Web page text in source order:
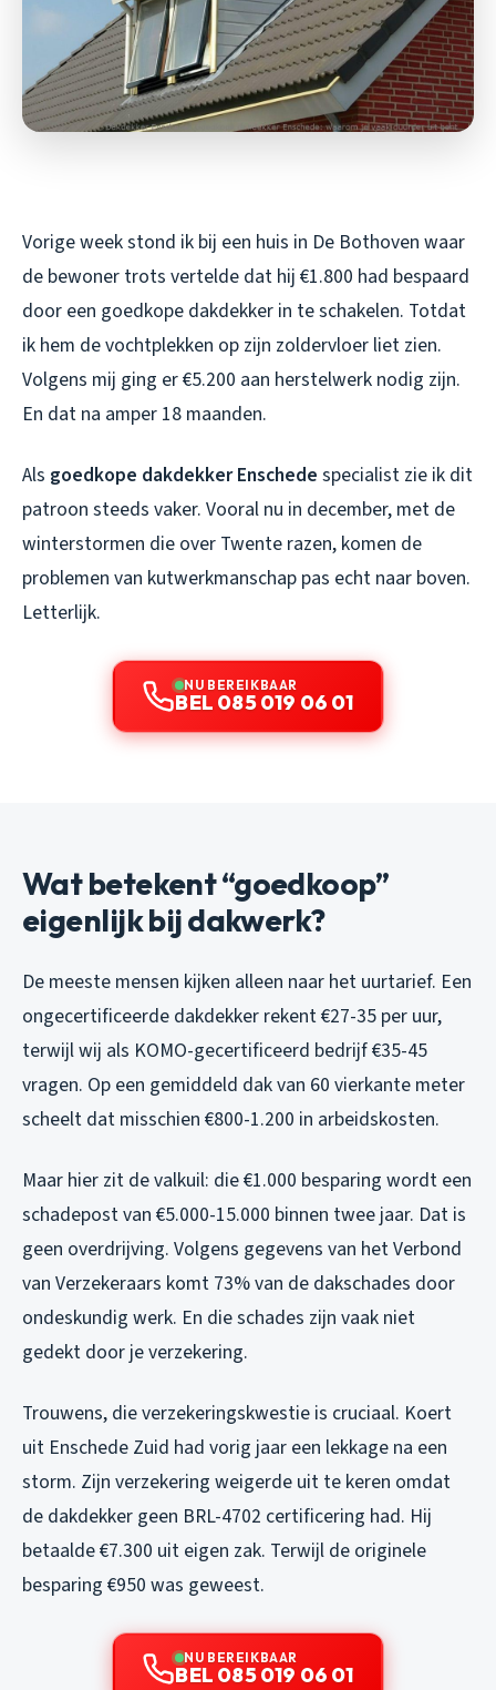
Vorige week stond ik bij een huis in De Bothoven waar
de bewoner trots vertelde dat hij €1.800 had bespaard
door een goedkope dakdekker in te schakelen. Totdat
ik hem de vochtplekken op zijn zoldervloer liet zien.
Volgens mij ging er €5.200 aan herstelwerk nodig zijn.
En dat na amper 18 maanden.
Als goedkope dakdekker Enschede specialist zie ik dit
patroon steeds vaker. Vooral nu in december, met de
winterstormen die over Twente razen, komen de
problemen van kutwerkmanschap pas echt naar boven.
Letterlijk.
NU BEREIKBAAR
BEL 085 019 06 01
Wat betekent “goedkoop”
eigenlijk bij dakwerk?
De meeste mensen kijken alleen naar het uurtarief. Een
ongecertificeerde dakdekker rekent €27-35 per uur,
terwijl wij als KOMO-gecertificeerd bedrijf €35-45
vragen. Op een gemiddeld dak van 60 vierkante meter
scheelt dat misschien €800-1.200 in arbeidskosten.
Maar hier zit de valkuil: die €1.000 besparing wordt een
schadepost van €5.000-15.000 binnen twee jaar. Dat is
geen overdrijving. Volgens gegevens van het Verbond
van Verzekeraars komt 73% van de dakschades door
ondeskundig werk. En die schades zijn vaak niet
gedekt door je verzekering.
Trouwens, die verzekeringskwestie is cruciaal. Koert
uit Enschede Zuid had vorig jaar een lekkage na een
storm. Zijn verzekering weigerde uit te keren omdat
de dakdekker geen BRL-4702 certificering had. Hij
betaalde €7.300 uit eigen zak. Terwijl de originele
besparing €950 was geweest.
NU BEREIKBAAR
BEL 085 019 06 01